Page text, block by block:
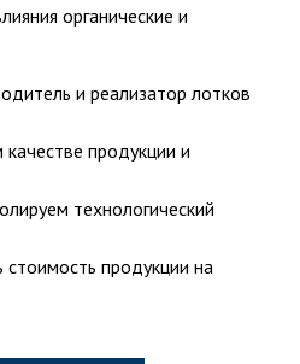
органические и
и реализатор лотков
продукции и
технологический
продукции на